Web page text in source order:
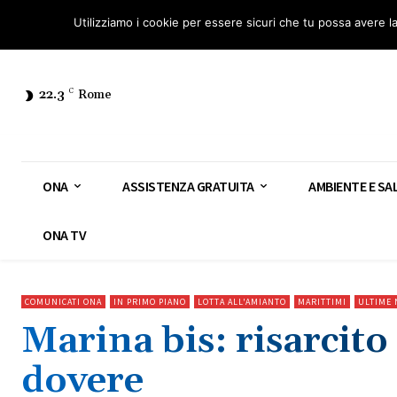
Osservatorio Nazionale Amianto: aderisci Diventa Guardia Nazionale
22.3 C Rome
ONA ASSISTENZA GRATUITA AMBIENTE E
ONA TV
COMUNICATI ONA IN PRIMO PIANO LOTTA ALL'AMIANTO MARITTIMI ULTIME
Marina bis:
dovere
Utilizziamo i cookie per essere sicuri che tu possa avere